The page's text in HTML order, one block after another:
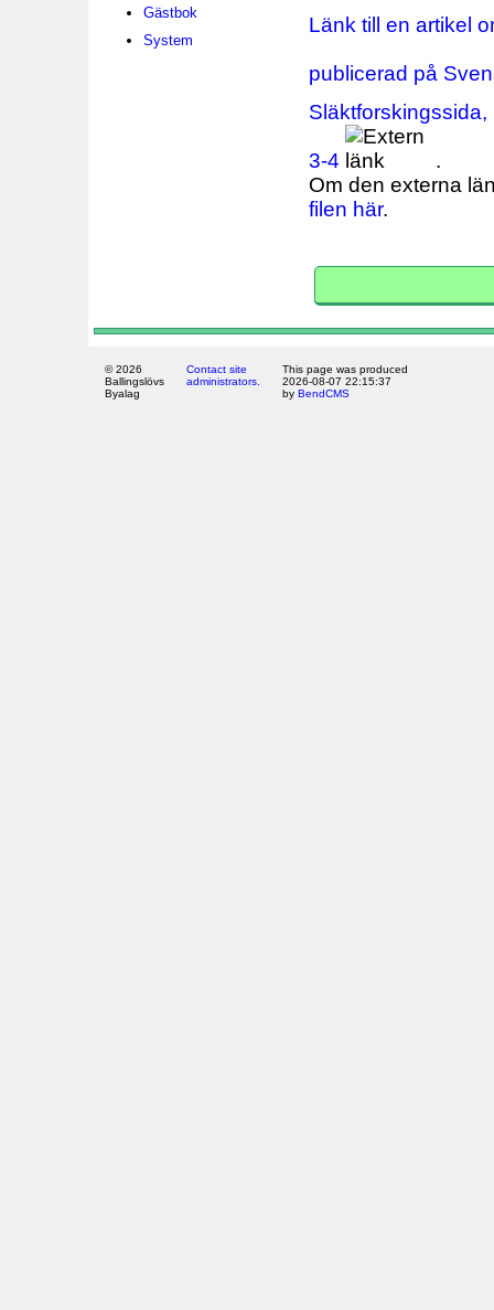
Gästbok
System
Länk till en artikel
publicerad på
3-4
.
Om den externa
filen här.
© 2026
Ballingslövs
Byalag
Contact site
administrators.
This page was produced
2026-08-07 22:15:37
by BendCMS